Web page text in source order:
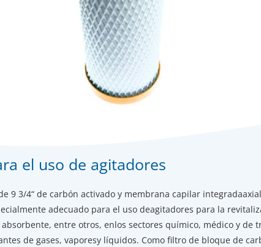
el uso de agitadores
9 3/4“ de carbón activado y membrana capilar
adecuado para el uso deagitadores para la
entre otros, enlos sectores químico, médico y
de gases, vaporesy líquidos. Como filtro de bloque de